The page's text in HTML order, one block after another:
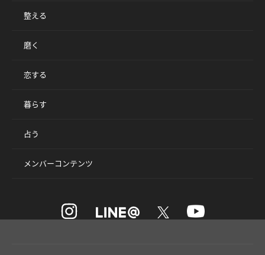
整える
磨く
恋する
暮らす
占う
メンバーコンテンツ